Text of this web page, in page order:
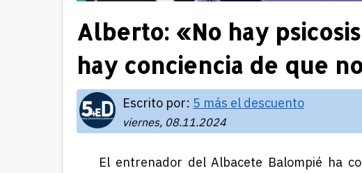
Alberto: «No hay
hay conciencia de que
Escrito por: 5 más el descuento
viernes, 08.11.2024
El entrenador del Albacete Balompié ha